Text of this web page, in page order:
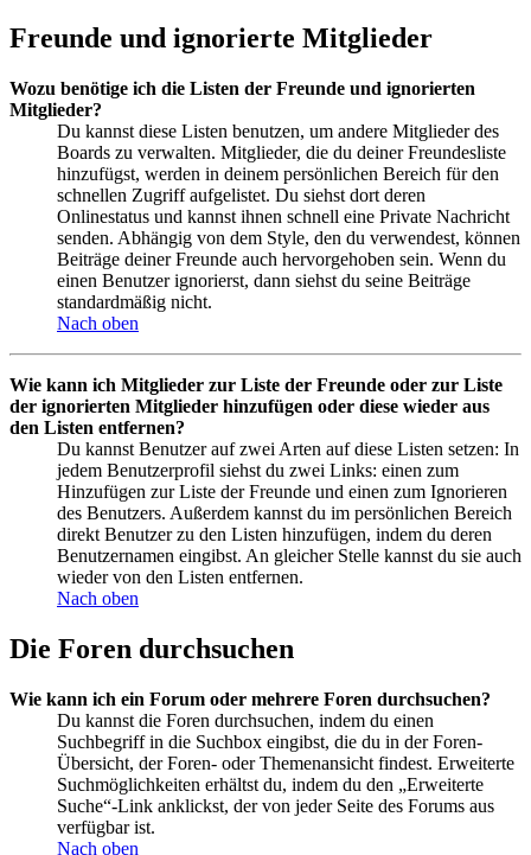
Freunde und ignorierte Mitglieder
Wozu benötige ich die Listen der Freunde und ignorierten
Mitglieder?
Du kannst diese Listen benutzen, um andere Mitglieder des
Boards zu verwalten. Mitglieder, die du deiner Freundesliste
hinzufügst, werden in deinem persönlichen Bereich für den
schnellen Zugriff aufgelistet. Du siehst dort deren
Onlinestatus und kannst ihnen schnell eine Private Nachricht
senden. Abhängig von dem Style, den du verwendest, können
Beiträge deiner Freunde auch hervorgehoben sein. Wenn du
einen Benutzer ignorierst, dann siehst du seine Beiträge
standardmäßig nicht.
Nach oben
Wie kann ich Mitglieder zur Liste der Freunde oder zur Liste
der ignorierten Mitglieder hinzufügen oder diese wieder aus
den Listen entfernen?
Du kannst Benutzer auf zwei Arten auf diese Listen setzen: In
jedem Benutzerprofil siehst du zwei Links: einen zum
Hinzufügen zur Liste der Freunde und einen zum Ignorieren
des Benutzers. Außerdem kannst du im persönlichen Bereich
direkt Benutzer zu den Listen hinzufügen, indem du deren
Benutzernamen eingibst. An gleicher Stelle kannst du sie auch
wieder von den Listen entfernen.
Nach oben
Die Foren durchsuchen
Wie kann ich ein Forum oder mehrere Foren durchsuchen?
Du kannst die Foren durchsuchen, indem du einen
Suchbegriff in die Suchbox eingibst, die du in der Foren-
Übersicht, der Foren- oder Themenansicht findest. Erweiterte
Suchmöglichkeiten erhältst du, indem du den „Erweiterte
Suche“-Link anklickst, der von jeder Seite des Forums aus
verfügbar ist.
Nach oben